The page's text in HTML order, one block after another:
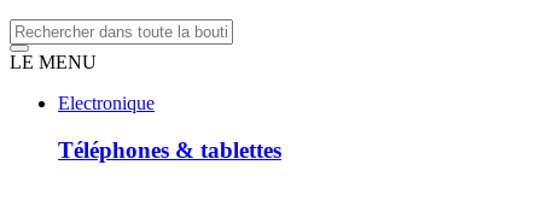
LE MENU
Electronique
Téléphones & tablettes